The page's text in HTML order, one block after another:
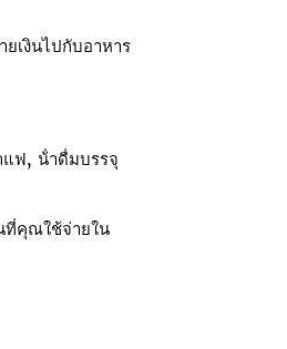
เงินไปกับอาหาร
แฟ, น้ําดื่มบรรจุ
ที่คุณใช้จ่ายใน